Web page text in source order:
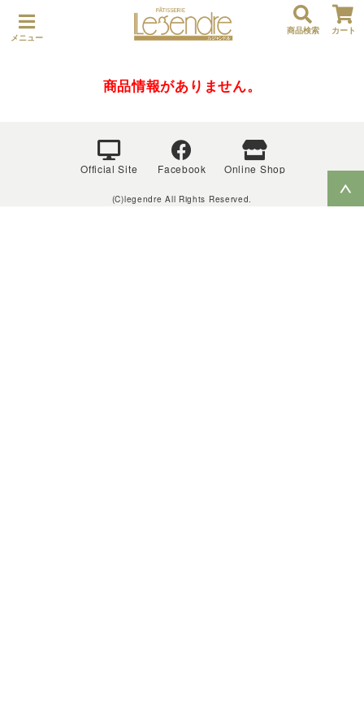
メニュー
商品検索 カート
商品情報がありません。
Official Site Facebook Online Shop
(C)legendre All Rights Reserved.